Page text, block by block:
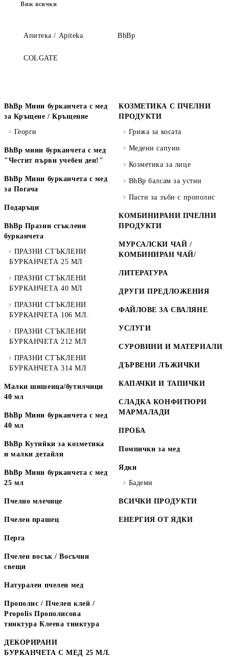
Виж всички
Апитека / Apiteka BhBp
COLGATE
BhBp Мини бурканчета с мед
за Кръщене / Кръщение
Георги
BhBp мини бурканчета с мед
"Честит първи учебен ден!"
BhBp Мини бурканчета с мед
за Погача
Подаръци
BhBp Празни стъклени
бурканчета
ПРАЗНИ СТЪКЛЕНИ
БУРКАНЧЕТА 25 МЛ
ПРАЗНИ СТЪКЛЕНИ
БУРКАНЧЕТА 40 МЛ
ПРАЗНИ СТЪКЛЕНИ
БУРКАНЧЕТА 106 МЛ.
ПРАЗНИ СТЪКЛЕНИ
БУРКАНЧЕТА 212 МЛ
ПРАЗНИ СТЪКЛЕНИ
БУРКАНЧЕТА 314 МЛ
Малки шишенца/бутилчици
40 мл
BhBp Мини бурканчета с мед
40 мл
BhBp Кутийки за козметика
и малки детайли
BhBp Мини бурканчета с мед
25 мл
Пчелно млечице
Пчелен прашец
Перга
Пчелен восък / Восъчни
свещи
Натурален пчелен мед
Прополис / Пчелен клей /
Propolis Прополисова
тинктура Клеева тинктура
ДЕКОРИРАНИ
БУРКАНЧЕТА С МЕД 25 МЛ.
КОЗМЕТИКА С ПЧЕЛНИ
ПРОДУКТИ
Грижа за косата
Медени сапуни
Козметика за лице
BhBp балсам за устни
Пасти за зъби с прополис
КОМБИНИРАНИ ПЧЕЛНИ
ПРОДУКТИ
МУРСАЛСКИ ЧАЙ /
КОМБИНИРАН ЧАЙ/
ЛИТЕРАТУРА
ДРУГИ ПРЕДЛОЖЕНИЯ
ФАЙЛОВЕ ЗА СВАЛЯНЕ
УСЛУГИ
СУРОВИНИ И МАТЕРИАЛИ
ДЪРВЕНИ ЛЪЖИЧКИ
КАПАЧКИ И ТАПИЧКИ
СЛАДКА КОНФИТЮРИ
МАРМАЛАДИ
ПРОБА
Помпички за мед
Ядки
Бадеми
ВСИЧКИ ПРОДУКТИ
ЕНЕРГИЯ ОТ ЯДКИ